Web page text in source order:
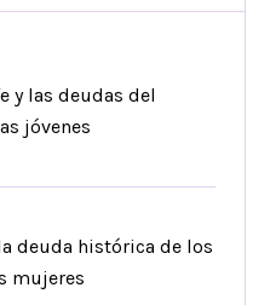
y las deudas del
jóvenes
deuda histórica de los
mujeres